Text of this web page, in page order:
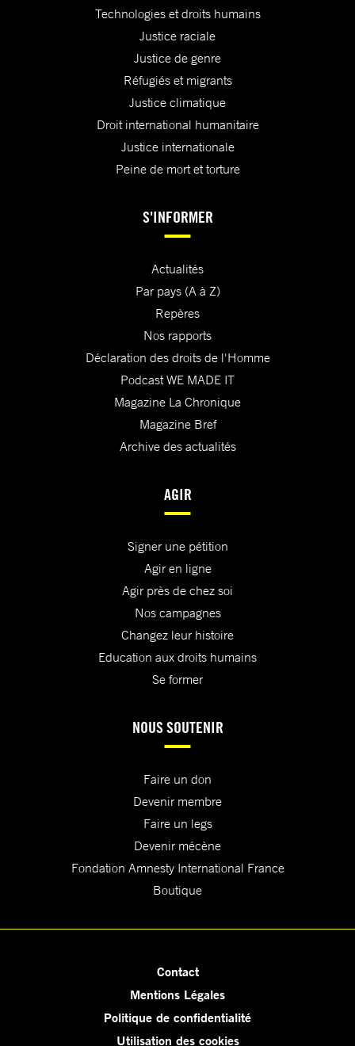
Technologies et droits humains
Justice raciale
Justice de genre
Réfugiés et migrants
Justice climatique
Droit international humanitaire
Justice internationale
Peine de mort et torture
S'INFORMER
Actualités
Par pays (A à Z)
Repères
Nos rapports
Déclaration des droits de l'Homme
Podcast WE MADE IT
Magazine La Chronique
Magazine Bref
Archive des actualités
AGIR
Signer une pétition
Agir en ligne
Agir près de chez soi
Nos campagnes
Changez leur histoire
Education aux droits humains
Se former
NOUS SOUTENIR
Faire un don
Devenir membre
Faire un legs
Devenir mécène
Fondation Amnesty International France
Boutique
Contact
Mentions Légales
Politique de confidentialité
Utilisation des cookies